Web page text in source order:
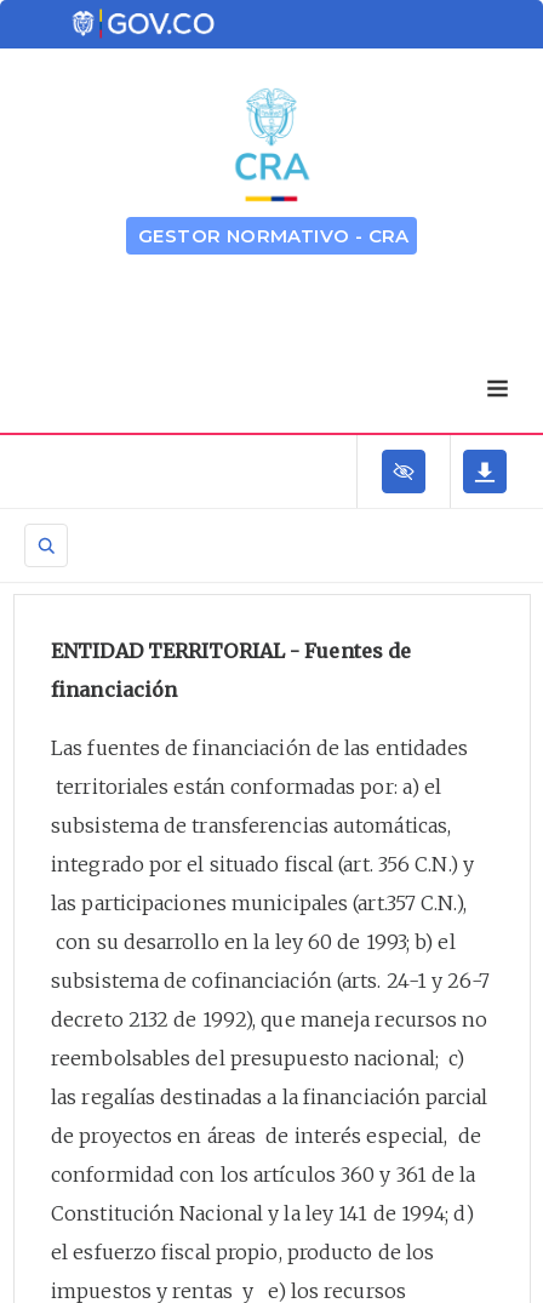
GESTOR NORMATIVO - CRA
ENTIDAD TERRITORIAL - Fuentes de
financiación
Las fuentes de financiación de las entidades
territoriales están conformadas por: a) el
subsistema de transferencias automáticas,
integrado por el situado fiscal (art. 356 C.N.) y
las participaciones municipales (art.357 C.N.),
con su desarrollo en la ley 60 de 1993; b) el
subsistema de cofinanciación (arts. 24-1 y 26-7
decreto 2132 de 1992), que maneja recursos no
reembolsables del presupuesto nacional; c)
las regalías destinadas a la financiación parcial
de proyectos en áreas de interés especial, de
conformidad con los artículos 360 y 361 de la
Constitución Nacional y la ley 141 de 1994; d)
el esfuerzo fiscal propio, producto de los
impuestos y rentas y e) los recursos